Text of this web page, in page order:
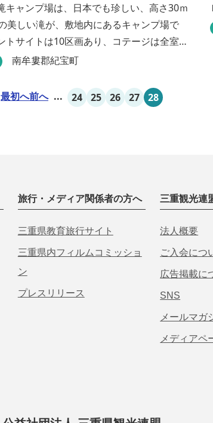
キャンプ場は、日本でも珍しい、高さ30ｍ
美しい滝が、敷地内にあるキャンプ場で
トサイトは10区画あり、コテージは全室で8
す。近年は滝つぼを水風呂にしたサウナが
南牟婁郡紀宝町
最初へ前へ ... 24 25 26 27 28
旅行・メディア関係者の方へ
三重県教育旅行サイト
三重県内フィルムコミッショ
ン
プレスリリース
三重観光連
法人概要
ご入会につ
広告掲載に
SNS
メールマガ
メディアペ